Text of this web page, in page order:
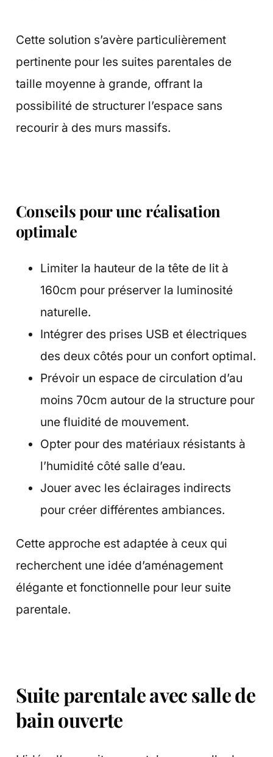
Cette solution s’avère particulièrement
pertinente pour les suites parentales de
taille moyenne à grande, offrant la
possibilité de structurer l’espace sans
recourir à des murs massifs.
Conseils pour une réalisation
optimale
Limiter la hauteur de la tête de lit à
160cm pour préserver la luminosité
naturelle.
Intégrer des prises USB et électriques
des deux côtés pour un confort optimal.
Prévoir un espace de circulation d’au
moins 70cm autour de la structure pour
une fluidité de mouvement.
Opter pour des matériaux résistants à
l’humidité côté salle d’eau.
Jouer avec les éclairages indirects
pour créer différentes ambiances.
Cette approche est adaptée à ceux qui
recherchent une idée d’aménagement
élégante et fonctionnelle pour leur suite
parentale.
Suite parentale avec salle de
bain ouverte